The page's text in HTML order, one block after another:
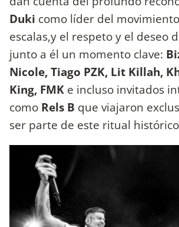
Duki como líder del
escalas,y el respeto y el deseo
junto a él un momento clave:
Nicole, Tiago PZK, Lit Killah,
King, FMK e incluso invitados
como Rels B que viajaron
ser parte de este ritual